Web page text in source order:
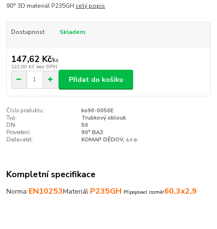
90° 3D materiál P235GH celý popis
Dostupnost Skladem
147,62 Kč/ks
122,00 Kč bez DPH
Přidat do košíku
Číslo produktu:
ko90-0050E
Typ:
Trubkový oblouk
DN:
50
Provedení:
90° BA3
Dodavatel:
KOMAP DĚDOV, s.r.o.
Kompletní specifikace
Norma EN10253Materiál P235GH Připojovací rozměr60,3x2,9